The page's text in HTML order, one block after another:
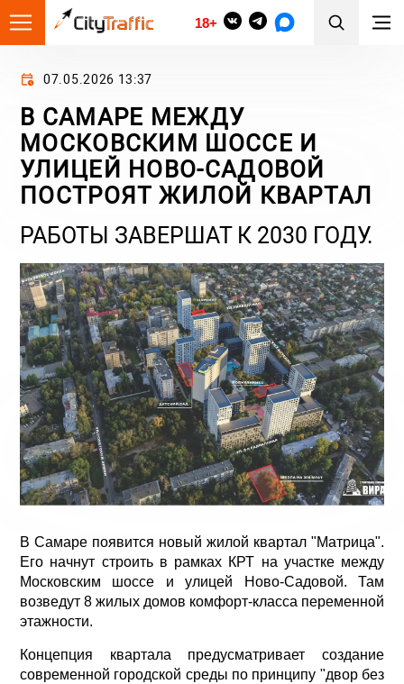
18+
07.05.2026 13:37
В САМАРЕ МЕЖДУ
МОСКОВСКИМ ШОССЕ И
УЛИЦЕЙ НОВО-САДОВОЙ
ПОСТРОЯТ ЖИЛОЙ КВАРТАЛ
РАБОТЫ ЗАВЕРШАТ К 2030 ГОДУ.
В Самаре появится новый жилой квартал "Матрица".
Его начнут строить в рамках КРТ на участке между
Московским шоссе и улицей Ново-Садовой. Там
возведут 8 жилых домов комфорт-класса переменной
этажности.
Концепция квартала предусматривает создание
современной городской среды по принципу "двор без